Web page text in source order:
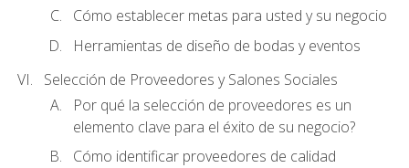
Cómo establecer metas para usted y su negocio
Herramientas de diseño de bodas y eventos
Selección de Proveedores y Salones Sociales
Por qué la selección de proveedores es un
elemento clave para el éxito de su negocio?
Cómo identificar proveedores de calidad